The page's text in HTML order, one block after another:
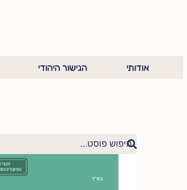
אודותי הגישור היהודי